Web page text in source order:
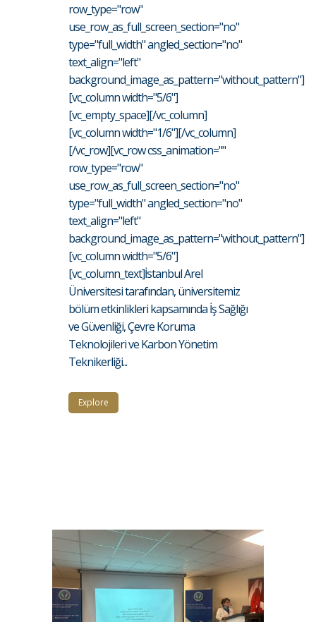
row_type="row"
use_row_as_full_screen_section="no"
type="full_width" angled_section="no"
text_align="left"
background_image_as_pattern="without_pattern"]
[vc_column width="5/6"]
[vc_empty_space][/vc_column]
[vc_column width="1/6"][/vc_column]
[/vc_row][vc_row css_animation=""
row_type="row"
use_row_as_full_screen_section="no"
type="full_width" angled_section="no"
text_align="left"
background_image_as_pattern="without_pattern"]
[vc_column width="5/6"]
[vc_column_text]İstanbul Arel
Üniversitesi tarafından, üniversitemiz
bölüm etkinlikleri kapsamında İş Sağlığı
ve Güvenliği, Çevre Koruma
Teknolojileri ve Karbon Yönetim
Teknikerliği...
Explore